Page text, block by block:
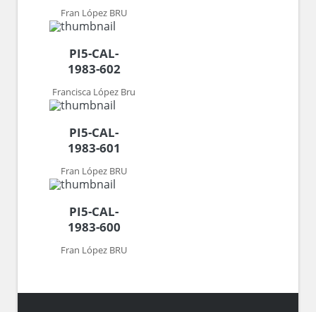
Fran López BRU
PI5-CAL-
1983-602
Francisca López Bru
PI5-CAL-
1983-601
Fran López BRU
PI5-CAL-
1983-600
Fran López BRU